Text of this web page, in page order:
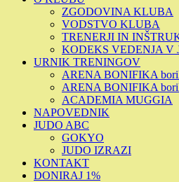
ZGODOVINA KLUBA
VODSTVO KLUBA
TRENERJI IN
KODEKS VEDENJA V
URNIK TRENINGOV
ARENA BONIFIKA
ARENA BONIFIKA
ACADEMIA MUGGIA
NAPOVEDNIK
JUDO ABC
GOKYO
JUDO IZRAZI
KONTAKT
DONIRAJ 1%